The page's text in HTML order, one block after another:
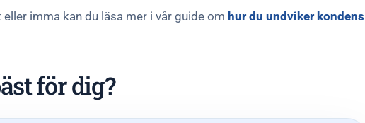
imma kan du läsa mer i vår guide om hur du undviker kondens
för dig?